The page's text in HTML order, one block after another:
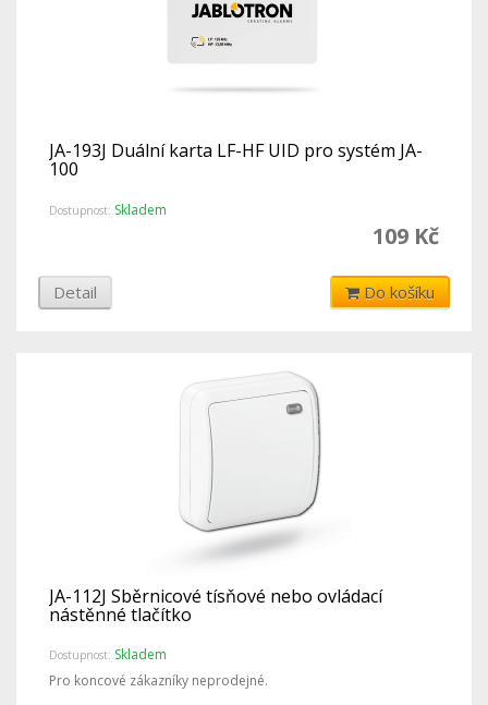
JA-193J Duální karta LF-HF UID pro systém JA-
100
Dostupnost: Skladem
109 Kč
Detail Do košíku
JA-112J Sběrnicové tísňové nebo ovládací
nástěnné tlačítko
Dostupnost: Skladem
Pro koncové zákazníky neprodejné.